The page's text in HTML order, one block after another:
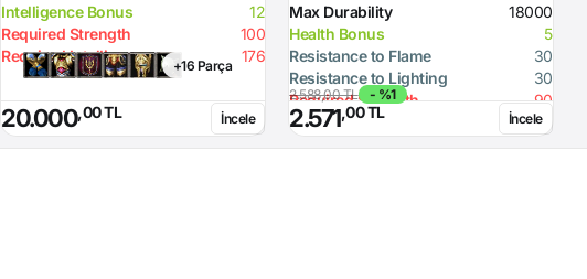
Intelligence Bonus
12
Required Strength
100
Required Intelligence
176
+16 Parça
20.000,00 TL İncele
Max Durability
18000
Health Bonus
5
Resistance to Flame
30
Resistance to Lighting
30
Required Strength
90
Defense Ability (Dagger)
10
2.588,00 TL - %1
2.571,00 TL İncele